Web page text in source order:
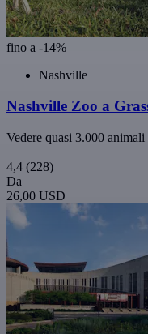
fino a -14%
Nashville
Nashville Zoo a
Vedere quasi 3.000
4,4 (228)
Da
26,00 USD